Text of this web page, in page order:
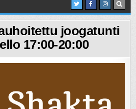
joogatunti
17:00-20:00